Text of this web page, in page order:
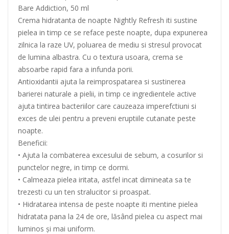
Bare Addiction, 50 ml
Crema hidratanta de noapte Nightly Refresh iti sustine
pielea in timp ce se reface peste noapte, dupa expunerea
zilnica la raze UV, poluarea de mediu si stresul provocat
de lumina albastra. Cu o textura usoara, crema se
absoarbe rapid fara a infunda porii.
Antioxidantii ajuta la reimprospatarea si sustinerea
barierei naturale a pielii, in timp ce ingredientele active
ajuta tintirea bacteriilor care cauzeaza imperefctiuni si
exces de ulei pentru a preveni eruptiile cutanate peste
noapte.
Beneficii:
• Ajuta la combaterea excesului de sebum, a cosurilor si
punctelor negre, in timp ce dormi.
• Calmeaza pielea iritata, astfel incat dimineata sa te
trezesti cu un ten stralucitor si proaspat.
• Hidratarea intensa de peste noapte iti mentine pielea
hidratata pana la 24 de ore, lăsând pielea cu aspect mai
luminos și mai uniform.